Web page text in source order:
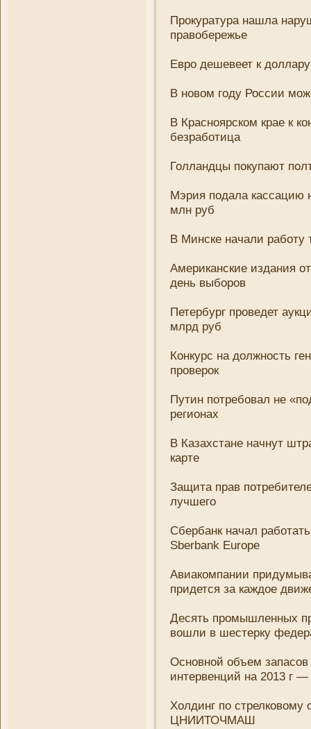
Прокуратура нашла
правобережье
Евро дешевеет к
В новом году России
В Красноярском крае к
безработица
Голландцы покупают
Мэрия подала кассацию
млн руб
В Минске начали работу
Американские издани­я
день выборов
Петербург проведет
млрд руб
Конкурс на должность
проверок
Путин потребовал не
регионах
В Казахстане начнут
карте
Защита прав
лучшего
Сбербанк начал
Sberbank Europe
Авиакомпани­и
придется за каждое
Десять промышленных
вошли в шестерку
Основной объем запасов
интервенций на 2013 г
Холдинг по
ЦНИИТОЧМАШ